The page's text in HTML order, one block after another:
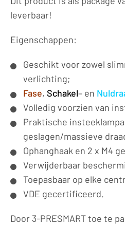
leverbaar!
Eigenschappen:
Geschikt voor zowel
verlichting;
Fase, Schakel– en
Volledig voorzien van
Praktische
geslagen/massieve
Ophanghaak en 2 x M4
Verwijderbaar
Toepasbaar op elke
VDE gecertificeerd.
Door 3-PRESMART toe te